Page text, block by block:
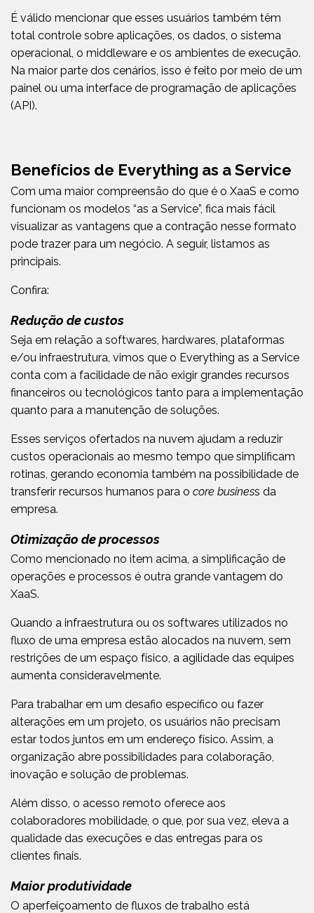
É válido mencionar que esses usuários também têm
total controle sobre aplicações, os dados, o sistema
operacional, o middleware e os ambientes de execução.
Na maior parte dos cenários, isso é feito por meio de um
painel ou uma interface de programação de aplicações
(API).
Benefícios de Everything as a Service
Com uma maior compreensão do que é o XaaS e como
funcionam os modelos “as a Service”, fica mais fácil
visualizar as vantagens que a contração nesse formato
pode trazer para um negócio. A seguir, listamos as
principais.
Confira:
Redução de custos
Seja em relação a softwares, hardwares, plataformas
e/ou infraestrutura, vimos que o Everything as a Service
conta com a facilidade de não exigir grandes recursos
financeiros ou tecnológicos tanto para a implementação
quanto para a manutenção de soluções.
Esses serviços ofertados na nuvem ajudam a reduzir
custos operacionais ao mesmo tempo que simplificam
rotinas, gerando economia também na possibilidade de
transferir recursos humanos para o core business da
empresa.
Otimização de processos
Como mencionado no item acima, a simplificação de
operações e processos é outra grande vantagem do
XaaS.
Quando a infraestrutura ou os softwares utilizados no
fluxo de uma empresa estão alocados na nuvem, sem
restrições de um espaço físico, a agilidade das equipes
aumenta consideravelmente.
Para trabalhar em um desafio específico ou fazer
alterações em um projeto, os usuários não precisam
estar todos juntos em um endereço físico. Assim, a
organização abre possibilidades para colaboração,
inovação e solução de problemas.
Além disso, o acesso remoto oferece aos
colaboradores mobilidade, o que, por sua vez, eleva a
qualidade das execuções e das entregas para os
clientes finais.
Maior produtividade
O aperfeiçoamento de fluxos de trabalho está